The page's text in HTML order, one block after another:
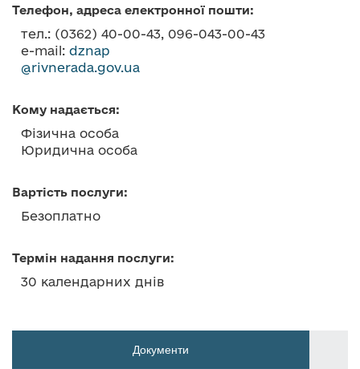
Телефон, адреса електронної пошти:
тел.: (0362) 40-00-43, 096-043-00-43
e-mail: dznap
@rivnerada.gov.ua
Кому надається:
Фізична особа
Юридична особа
Вартість послуги:
Безоплатно
Термін надання послуги:
30 календарних днів
Документи